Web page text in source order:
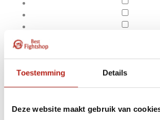
Toestemming Details
Deze website maakt gebruik van